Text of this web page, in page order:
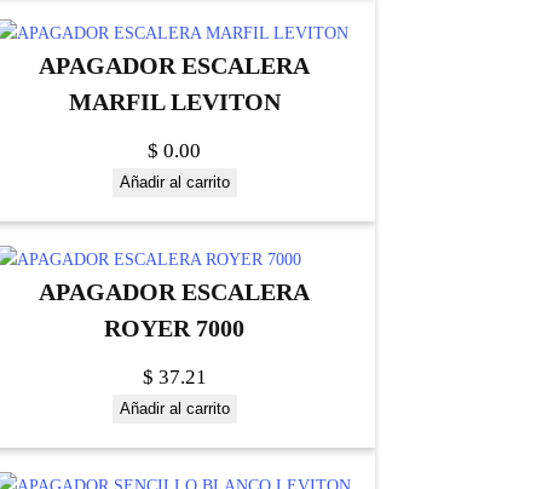
APAGADOR ESCALERA
MARFIL LEVITON
$ 0.00
Añadir al carrito
APAGADOR ESCALERA
ROYER 7000
$ 37.21
Añadir al carrito